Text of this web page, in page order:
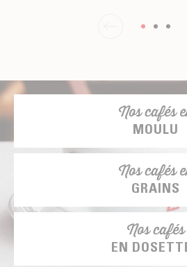
Nos cafés
MOULU
Nos cafés
GRAINS
Nos cafés
EN